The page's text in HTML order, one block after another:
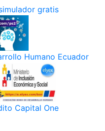
gratis
Humano Ecuador
Capital One